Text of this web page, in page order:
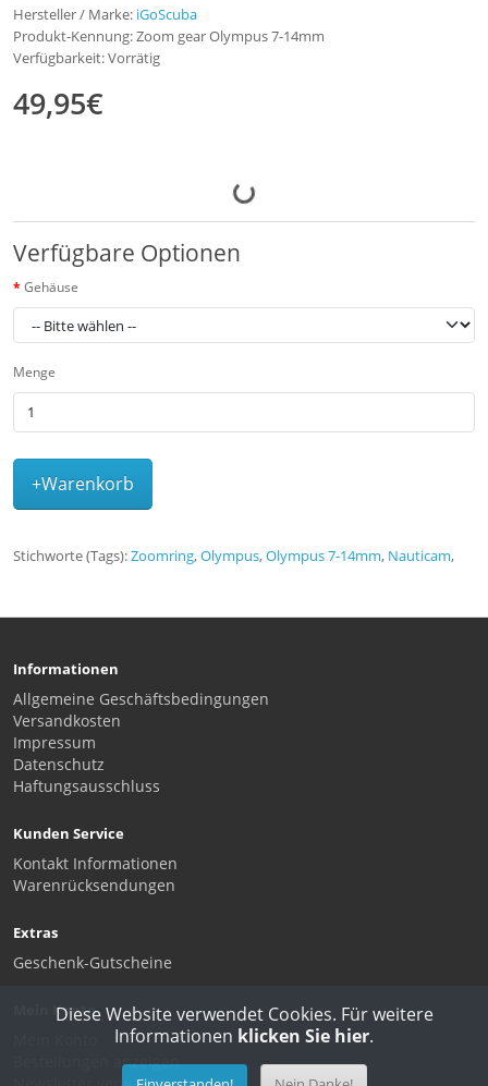
Hersteller / Marke: iGoScuba
Produkt-Kennung: Zoom gear Olympus 7-14mm
Verfügbarkeit: Vorrätig
49,95€
Verfügbare Optionen
Gehäuse
Menge
+Warenkorb
Stichworte (Tags):Zoomring,Olympus,Olympus 7-14mm, Nauticam,
Informationen
Allgemeine Geschäftsbedingungen
Versandkosten
Impressum
Datenschutz
Haftungsausschluss
Kunden Service
Kontakt Informationen
Warenrücksendungen
Extras
Geschenk-Gutscheine
Mein Konto
Bestellungen anzeigen
Diese Website verwendet Cookies. Für weitere
Informationen klicken Sie hier.